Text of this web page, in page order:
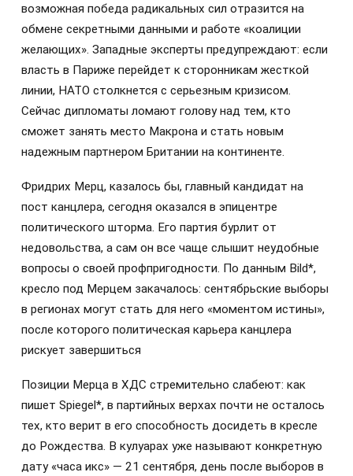
возможная победа радикальных сил отразится на
обмене секретными данными и работе «коалиции
желающих». Западные эксперты предупреждают: если
власть в Париже перейдет к сторонникам жесткой
линии, НАТО столкнется с серьезным кризисом.
Сейчас дипломаты ломают голову над тем, кто
сможет занять место Макрона и стать новым
надежным партнером Британии на континенте.
Фридрих Мерц, казалось бы, главный кандидат на
пост канцлера, сегодня оказался в эпицентре
политического шторма. Его партия бурлит от
недовольства, а сам он все чаще слышит неудобные
вопросы о своей профпригодности. По данным Bild*,
кресло под Мерцем закачалось: сентябрьские выборы
в регионах могут стать для него «моментом истины»,
после которого политическая карьера канцлера
рискует завершиться
Позиции Мерца в ХДС стремительно слабеют: как
пишет Spiegel*, в партийных верхах почти не осталось
тех, кто верит в его способность досидеть в кресле
до Рождества. В кулуарах уже называют конкретную
дату «часа икс» — 21 сентября, день после выборов в